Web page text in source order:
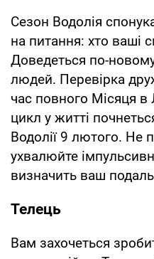
Сезон Водолія
на питання: хто ваші
Доведеться по-
людей. Перевірка
час повного Місяця в
цикл у житті
Водолії 9 лютого. Не
ухвалюйте
визначить ваш
Телець
Вам захочеться